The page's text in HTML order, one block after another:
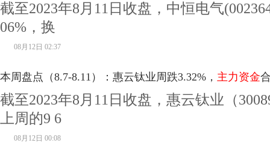
截至2023年8月11日收盘，中恒电气
06%，换
08月12日 02:37
本周盘点（8.7-8.11）：惠云钛业周跌3.32%， 主力资金
截至2023年8月11日收盘，惠云钛业（
上周的9 6
08月12日 00:08